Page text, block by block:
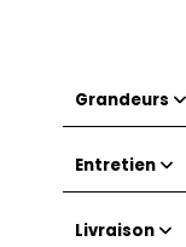
Grandeurs
Entretien
Livraison